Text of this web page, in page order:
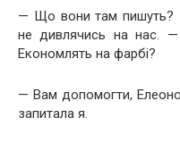
— Що вони там пишуть?
не дивлячись на нас. —
Економлять на фарбі?
— Вам допомогти,
запитала я.